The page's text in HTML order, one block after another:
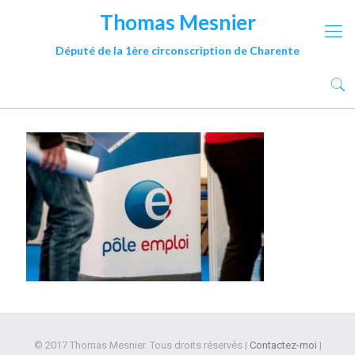
Thomas Mesnier
Député de la 1ère circonscription de Charente
© 2017 Thomas Mesnier. Tous droits réservés | Contactez-moi |